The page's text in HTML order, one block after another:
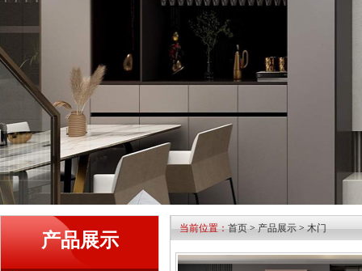
产品展示
当前位置：首页>产品展示>木门